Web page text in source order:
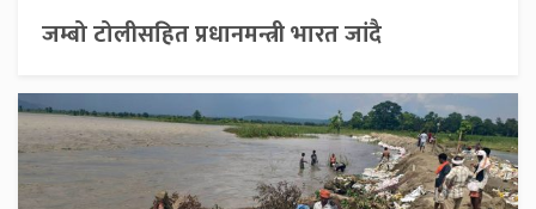
जम्बो टोलीसहित प्रधानमन्त्री भारत जांदै